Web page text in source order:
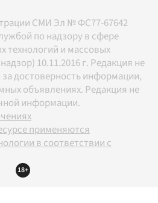
СМИ Эл № ФС77-67642
по надзору в сфере
технологий и массовых
10.11.2016 г. Редакция не
за достоверность информации,
объявлениях. Редакция не
информации.
применяются
в соответствии с
18+